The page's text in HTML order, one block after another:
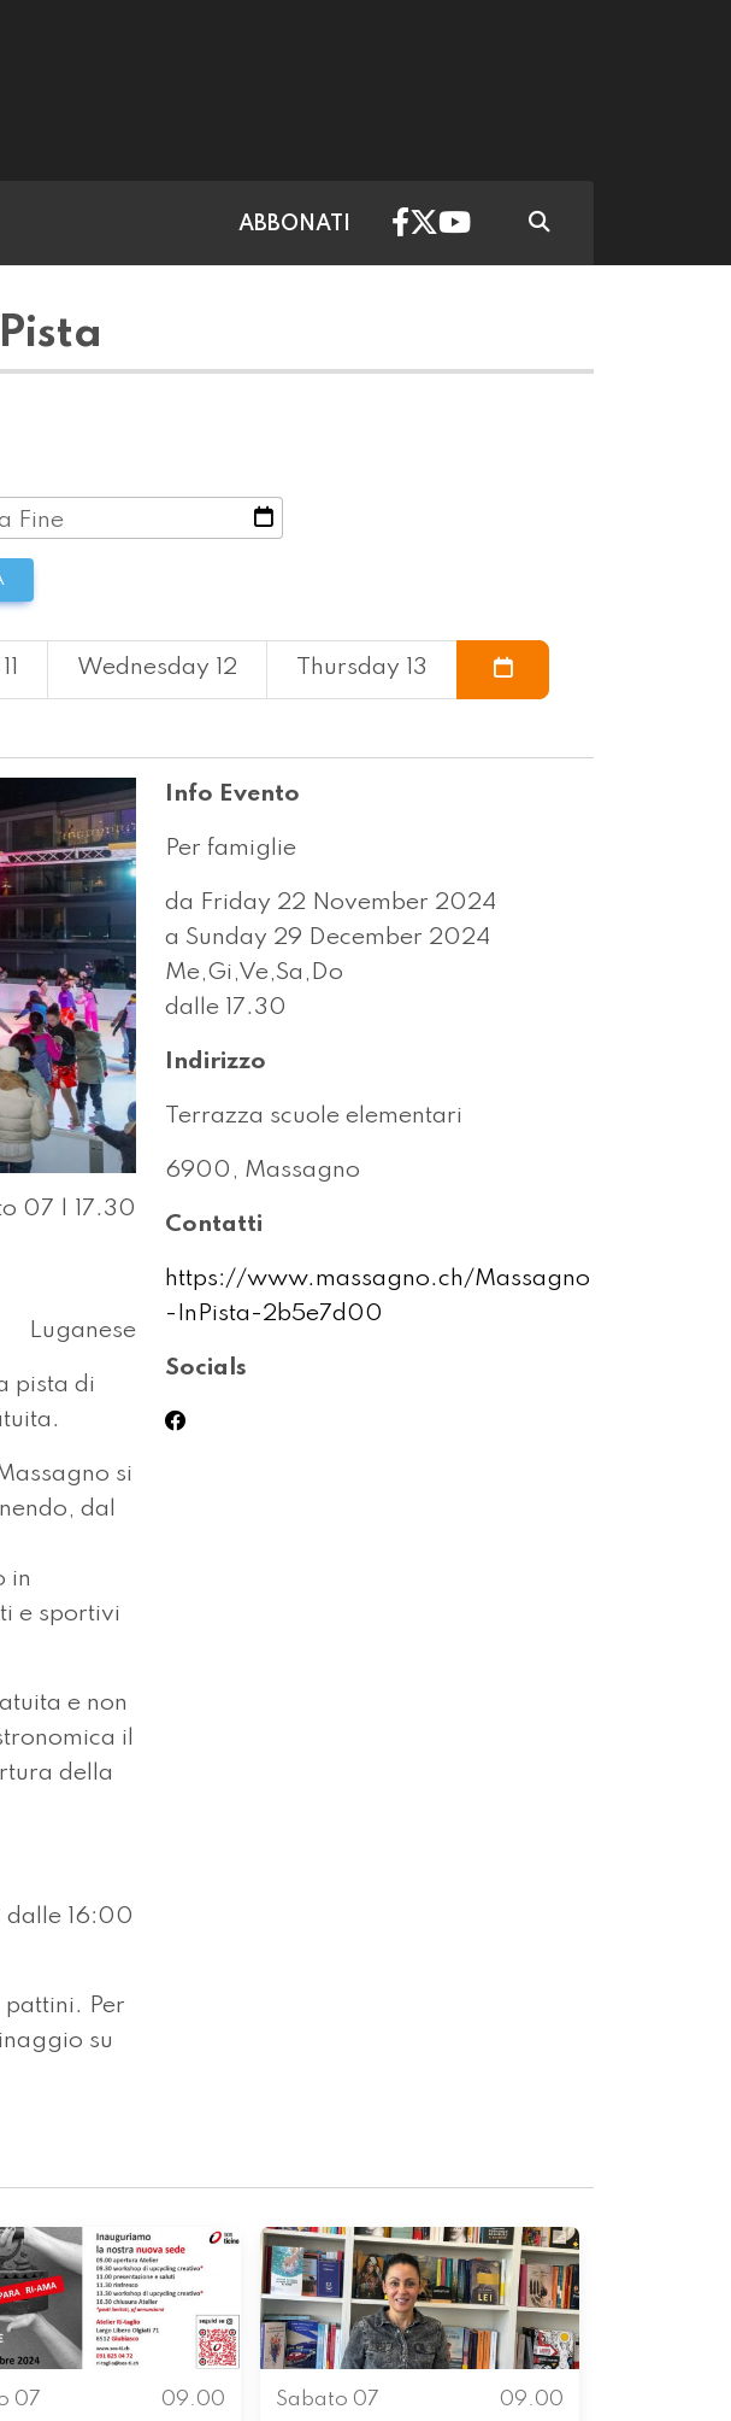
ABBONATI
Fine
Wednesday 12 Thursday 13
07 | 17.30
Luganese
pista di
si
dal
in
e sportivi
e non
il
della
dalle 16:00
pattini. Per
su
Info Evento
Per famiglie
da Friday 22 November 2024
a Sunday 29 December 2024
Me,Gi,Ve,Sa,Do
dalle 17.30
Indirizzo
Terrazza scuole elementari
6900, Massagno
Contatti
https://www.massagno.ch/Massagno
-InPista-2b5e7d00
Socials
07
09.00
Sabato 07
09.00